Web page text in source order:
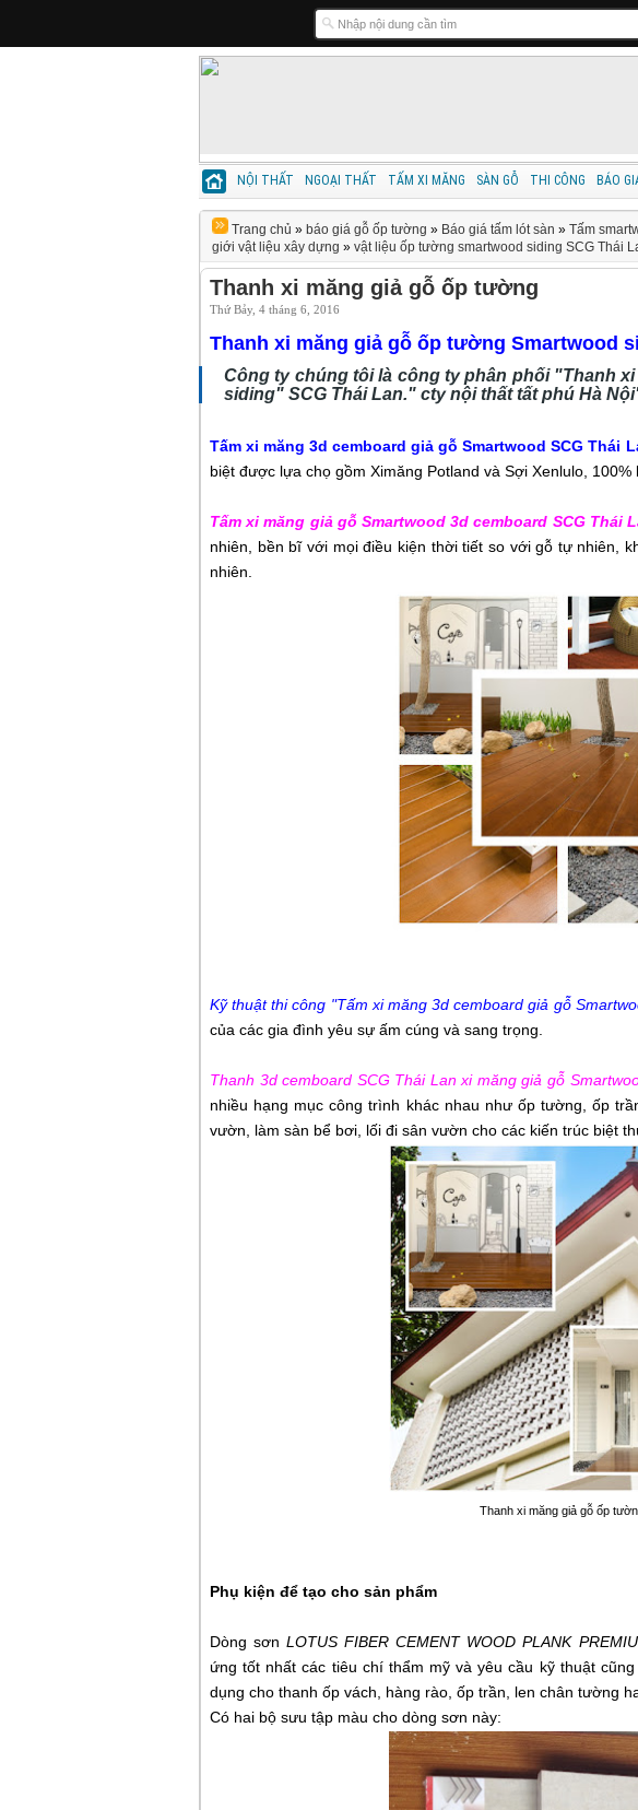
NỘI THẤT NGOẠI THẤT TẤM XI MĂNG SÀN GỖ THI CÔNG BÁO
Trang chủ » báo giá gỗ ốp tường » Báo giá tấm lót sàn » Tấm
giới vật liệu xây dựng » vật liệu ốp tường smartwood siding SCG Thái
Thanh xi măng giả gỗ ốp tường
Thứ Bảy, 4 tháng 6, 2016
Thanh xi măng giả gỗ ốp tường Smartwood
Công ty chúng tôi là công ty phân phối "Thanh
siding" SCG Thái Lan." cty nội thất tất phú Hà
Tấm xi măng 3d cemboard giả gỗ Smartwood SCG Thái
biệt được lựa chọ gồm Ximăng Potland và Sợi Xenlulo, 100%
Tấm xi măng giả gỗ Smartwood 3d cemboard SCG Thái
nhiên, bền bĩ với mọi điều kiện thời tiết so với gỗ tự nhiên,
nhiên.
Kỹ thuật thi công "Tấm xi măng 3d cemboard giả gỗ
của các gia đình yêu sự ấm cúng và sang trọng.
Thanh 3d cemboard SCG Thái Lan xi măng giả gỗ
nhiều hạng mục công trình khác nhau như ốp tường, ốp
vườn, làm sàn bể bơi, lối đi sân vườn cho các kiến trúc biệt
Thanh xi măng giả gỗ ốp
Phụ kiện để tạo cho sản phẩm
Dòng sơnLOTUS FIBER CEMENT WOOD PLANK
ứng tốt nhất các tiêu chí thẩm mỹ và yêu cầu kỹ thuật
dụng cho thanh ốp vách, hàng rào, ốp trần, len chân tường
Có hai bộ sưu tập màu cho dòng sơn này: